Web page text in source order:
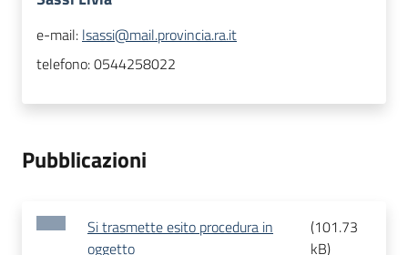
e-mail: lsassi@mail.provincia.ra.it
telefono:0544258022
Pubblicazioni
Si trasmette esito procedura in
oggetto
(101.73
kB)